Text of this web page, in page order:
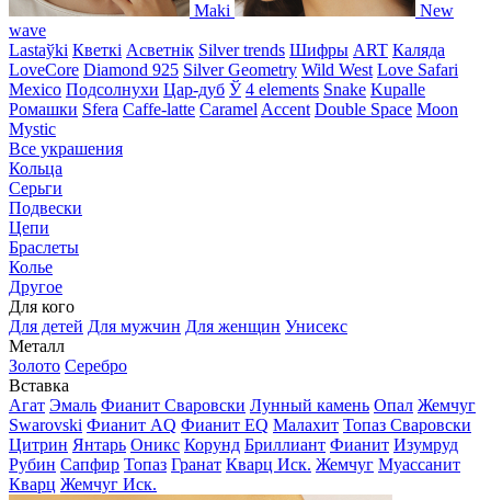
Maki
New
wave
Lastaўki Кветкі Асветнiк Silver trends Шифры ART Каляда
LoveCore Diamond 925 Silver Geometry Wild West Love Safari
Mexico Подсолнухи Цар-дуб Ў 4 elements Snake Kupalle
Ромашки Sfera Caffe-latte Caramel Accent Double Space Moon
Mystic
Все украшения
Кольца
Серьги
Подвески
Цепи
Браслеты
Колье
Другое
Для кого
Для детей Для мужчин Для женщин Унисекс
Металл
Золото Серебро
Вставка
Агат Эмаль Фианит Сваровски Лунный камень Опал Жемчуг
Swarovski Фианит AQ Фианит EQ Малахит Топаз Сваровски
Цитрин Янтарь Оникс Корунд Бриллиант Фианит Изумруд
Рубин Сапфир Топаз Гранат Кварц Иск. Жемчуг Муассанит
Кварц Жемчуг Иск.